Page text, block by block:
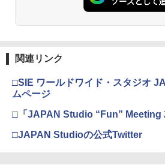
関連リンク
□SIE ワールドワイド・スタジオ
ムページ
□「JAPAN Studio “Fun” Meeting
□JAPAN Studioの公式Twitter